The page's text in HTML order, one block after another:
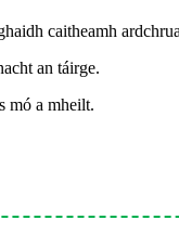
caitheamh
an táirge.
mó a mheilt.